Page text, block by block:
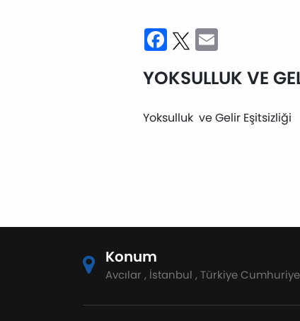
Facebook
Twitter
YOKSULLUK VE
Yoksulluk ve Gelir Eşitsizliği
Konum
Avcılar , İstanbul , Türkiye